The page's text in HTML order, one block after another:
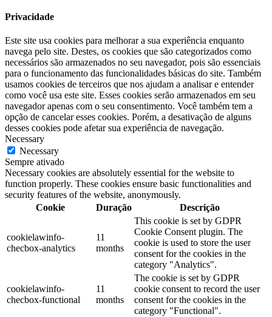
Privacidade
Este site usa cookies para melhorar a sua experiência enquanto
navega pelo site. Destes, os cookies que são categorizados como
necessários são armazenados no seu navegador, pois são essenciais
para o funcionamento das funcionalidades básicas do site. Também
usamos cookies de terceiros que nos ajudam a analisar e entender
como você usa este site. Esses cookies serão armazenados em seu
navegador apenas com o seu consentimento. Você também tem a
opção de cancelar esses cookies. Porém, a desativação de alguns
desses cookies pode afetar sua experiência de navegação.
Necessary
Necessary
Sempre ativado
Necessary cookies are absolutely essential for the website to
function properly. These cookies ensure basic functionalities and
security features of the website, anonymously.
Cookie
Duração Descrição
cookielawinfo-
checbox-analytics
11
months
This cookie is set by GDPR
Cookie Consent plugin. The
cookie is used to store the user
consent for the cookies in the
category "Analytics".
cookielawinfo-
checbox-functional
11
months
The cookie is set by GDPR
cookie consent to record the user
consent for the cookies in the
category "Functional".